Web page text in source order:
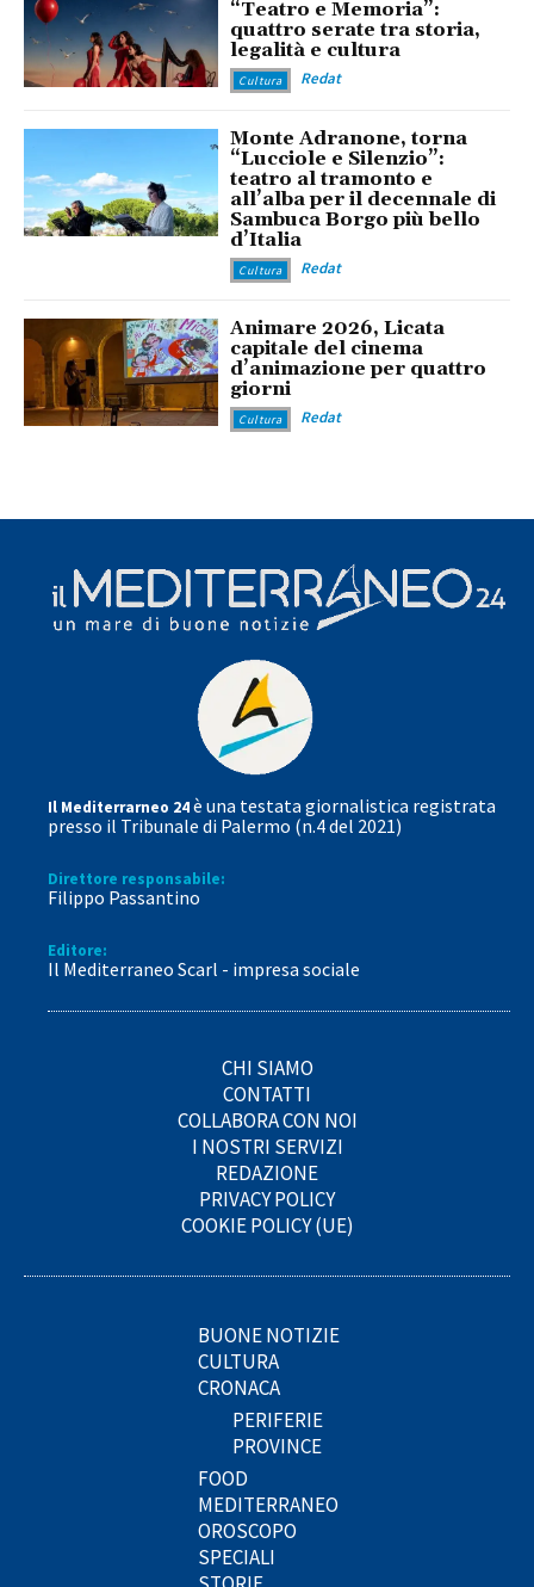
“Teatro e Memoria”:
quattro serate tra storia,
legalità e cultura
Cultura Redat
Monte Adranone, torna
“Lucciole e Silenzio”:
teatro al tramonto e
all’alba per il decennale di
Sambuca Borgo più bello
d’Italia
Cultura Redat
Animare 2026, Licata
capitale del cinema
d’animazione per quattro
giorni
Cultura Redat
Il Mediterrarneo 24è una testata giornalistica registrata
presso il Tribunale di Palermo (n.4 del 2021)
Direttore responsabile:
Filippo Passantino
Editore:
Il Mediterraneo Scarl - impresa sociale
CHI SIAMO
CONTATTI
COLLABORA CON NOI
I NOSTRI SERVIZI
REDAZIONE
PRIVACY POLICY
COOKIE POLICY (UE)
BUONE NOTIZIE
CULTURA
CRONACA
PERIFERIE
PROVINCE
FOOD
MEDITERRANEO
OROSCOPO
SPECIALI